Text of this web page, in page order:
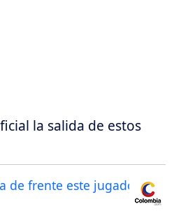
la salida de estos